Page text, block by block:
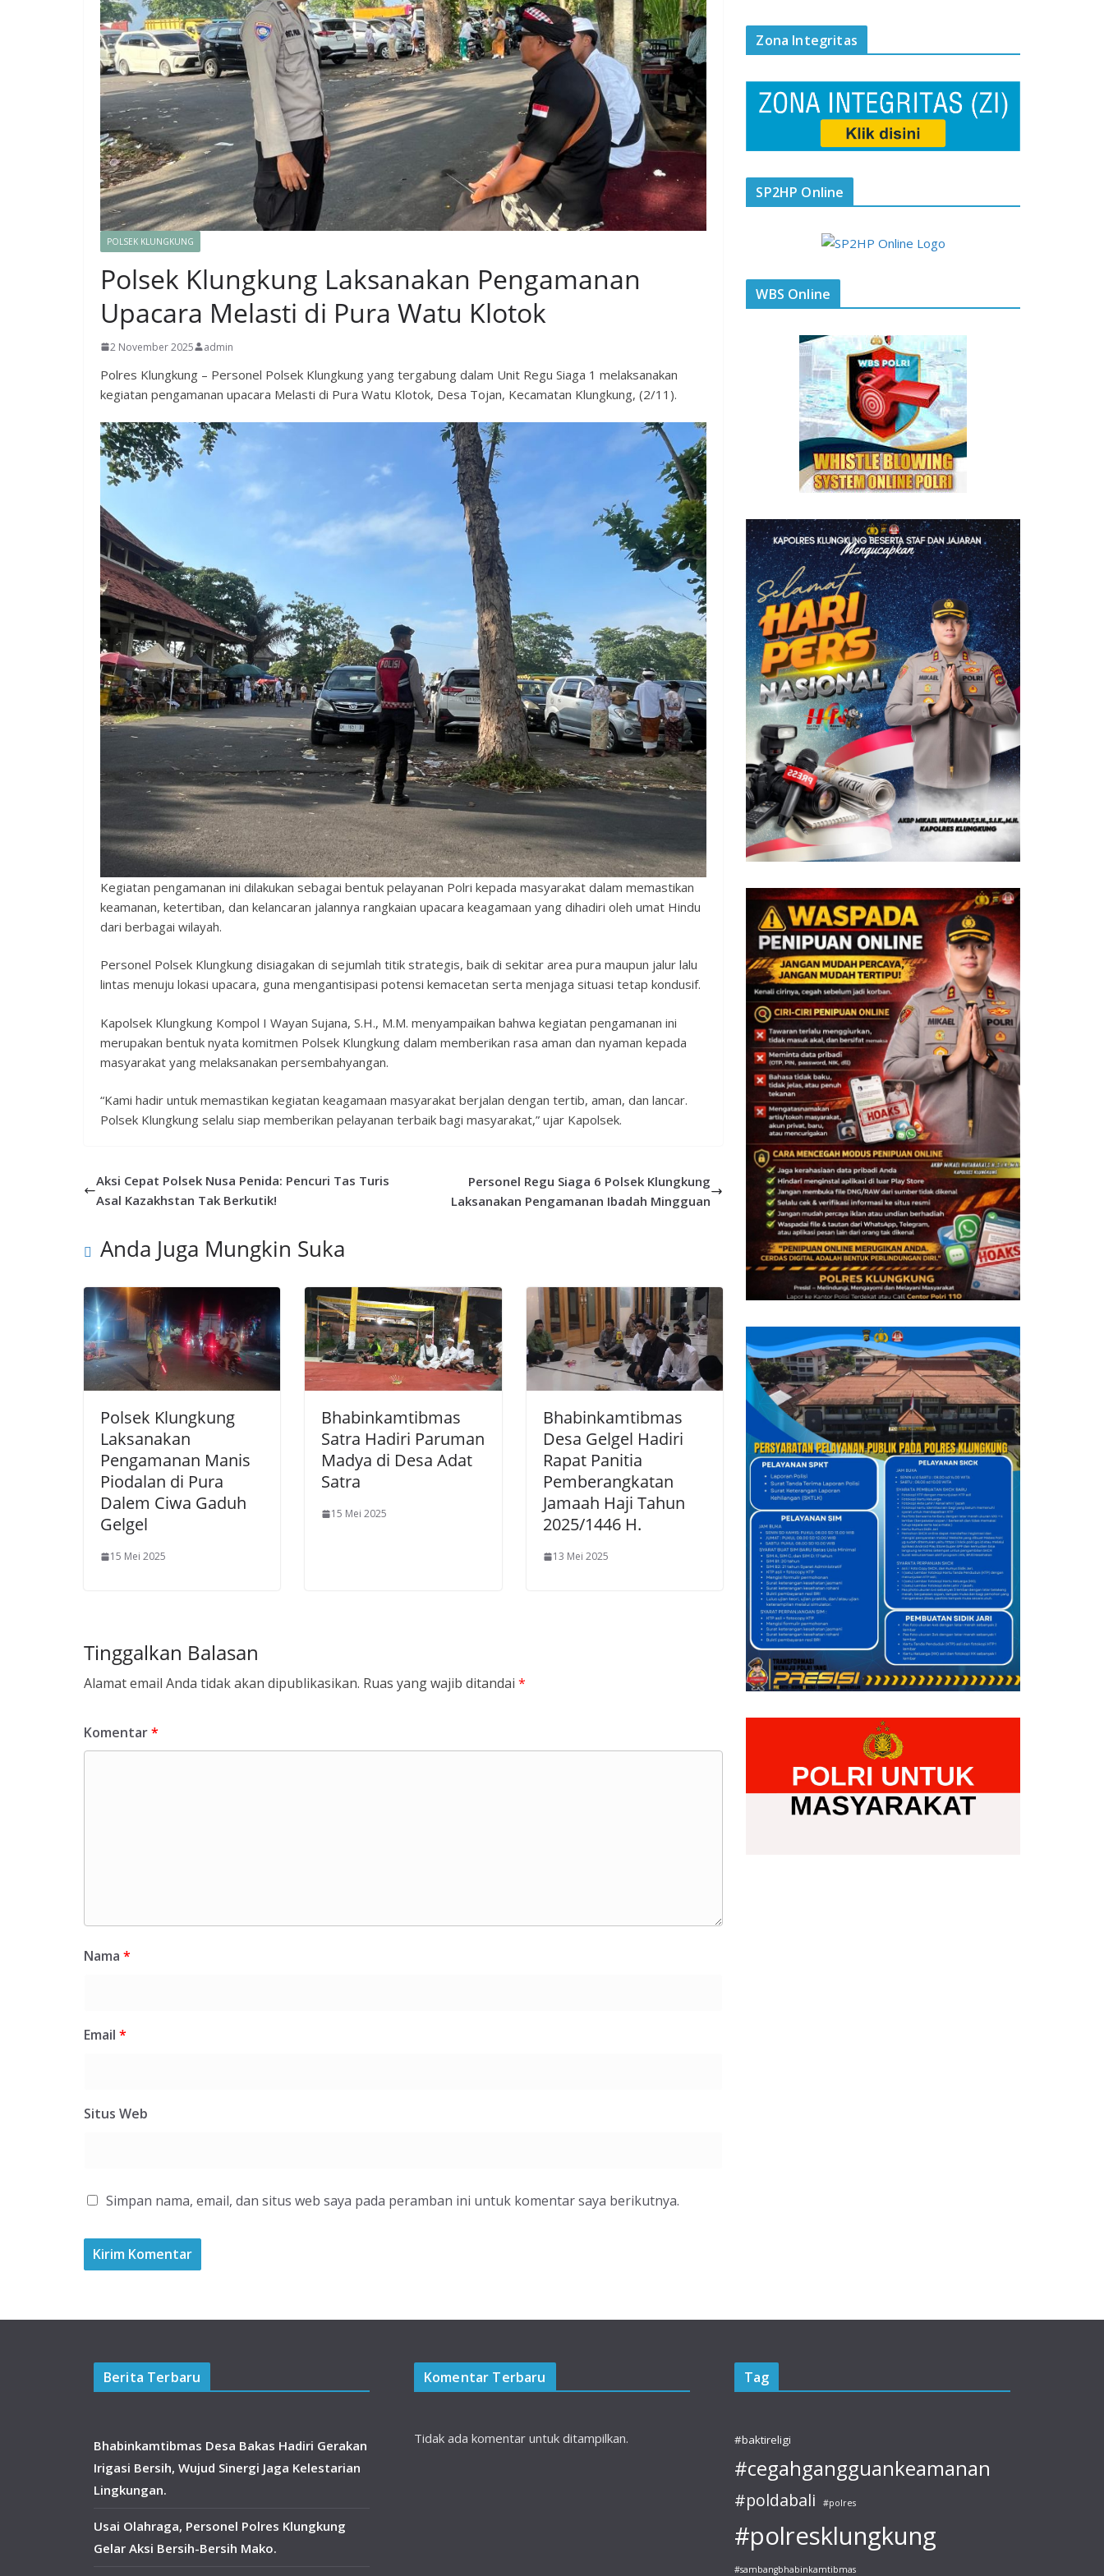
POLSEK KLUNGKUNG
Polsek Klungkung Laksanakan Pengamanan
Upacara Melasti di Pura Watu Klotok
2 November 2025 admin
Polres Klungkung – Personel Polsek Klungkung yang tergabung dalam Unit Regu Siaga 1 melaksanakan
kegiatan pengamanan upacara Melasti di Pura Watu Klotok, Desa Tojan, Kecamatan Klungkung, (2/11).
Kegiatan pengamanan ini dilakukan sebagai bentuk pelayanan Polri kepada masyarakat dalam memastikan
keamanan, ketertiban, dan kelancaran jalannya rangkaian upacara keagamaan yang dihadiri oleh umat Hindu
dari berbagai wilayah.
Personel Polsek Klungkung disiagakan di sejumlah titik strategis, baik di sekitar area pura maupun jalur lalu
lintas menuju lokasi upacara, guna mengantisipasi potensi kemacetan serta menjaga situasi tetap kondusif.
Kapolsek Klungkung Kompol I Wayan Sujana, S.H., M.M. menyampaikan bahwa kegiatan pengamanan ini
merupakan bentuk nyata komitmen Polsek Klungkung dalam memberikan rasa aman dan nyaman kepada
masyarakat yang melaksanakan persembahyangan.
“Kami hadir untuk memastikan kegiatan keagamaan masyarakat berjalan dengan tertib, aman, dan lancar.
Polsek Klungkung selalu siap memberikan pelayanan terbaik bagi masyarakat,” ujar Kapolsek.
Aksi Cepat Polsek Nusa Penida: Pencuri Tas Turis
Asal Kazakhstan Tak Berkutik!
Personel Regu Siaga 6 Polsek Klungkung
Laksanakan Pengamanan Ibadah Mingguan
Anda Juga Mungkin Suka
Polsek Klungkung
Laksanakan
Pengamanan Manis
Piodalan di Pura
Dalem Ciwa Gaduh
Gelgel
15 Mei 2025
Bhabinkamtibmas
Satra Hadiri Paruman
Madya di Desa Adat
Satra
15 Mei 2025
Bhabinkamtibmas
Desa Gelgel Hadiri
Rapat Panitia
Pemberangkatan
Jamaah Haji Tahun
2025/1446 H.
13 Mei 2025
Tinggalkan Balasan
Alamat email Anda tidak akan dipublikasikan. Ruas yang wajib ditandai *
Komentar*
Nama *
Email *
Situs Web
Simpan nama, email, dan situs web saya pada peramban ini untuk komentar saya berikutnya.
Zona Integritas
SP2HP Online
WBS Online
Berita Terbaru
Bhabinkamtibmas Desa Bakas Hadiri Gerakan
Irigasi Bersih, Wujud Sinergi Jaga Kelestarian
Lingkungan.
Usai Olahraga, Personel Polres Klungkung
Gelar Aksi Bersih-Bersih Mako.
Komentar Terbaru
Tidak ada komentar untuk ditampilkan.
Tag
#baktireligi
#cegahgangguankeamanan
#poldabali #polres
#polresklungkung
#sambangbhabinkamtibmas